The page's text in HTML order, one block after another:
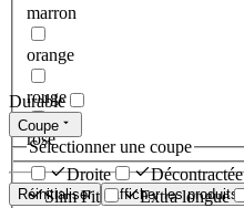
marron
orange
rouge
rose
Réinitialiser Afficher les produits
Durable
Coupe
Sélectionner une coupe
Droite
Décontractée
Slim Fit
Extra longue